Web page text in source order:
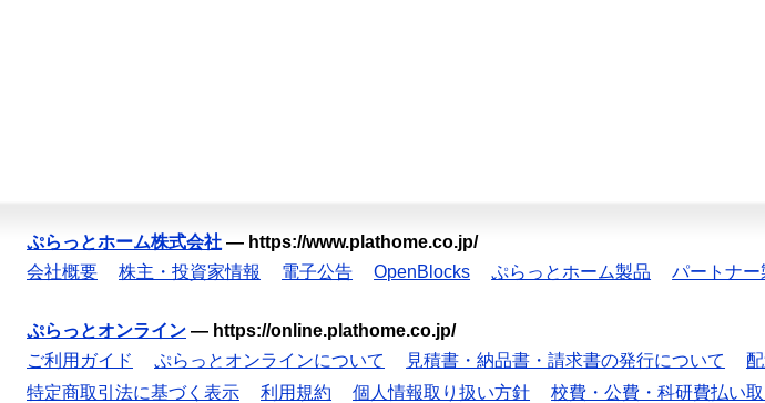
ぷらっとホーム株式会社 — https://www.plathome.co.jp/
会社概要
株主・投資家情報 電子公告 OpenBlocks ぷらっとホーム製品 パートナー
ぷらっとオンライン — https://online.plathome.co.jp/
ご利用ガイド
ぷらっとオンラインについて 見積書・納品書・請求書の発行について
特定商取引法に基づく表示
利用規約 個人情報取り扱い方針 校費・公費・科研費払い